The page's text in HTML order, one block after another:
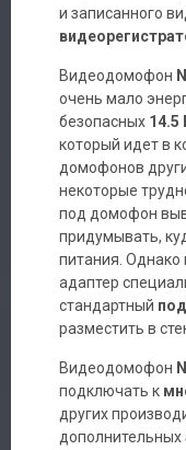
и записанного
Видеодомофон
очень мало
безопасных 14.5
который идет в
домофонов
некоторые
под домофон
придумывать,
питания.
адаптер
стандартный
разместить в
Видеодомофон
подключать к
других
дополнительных